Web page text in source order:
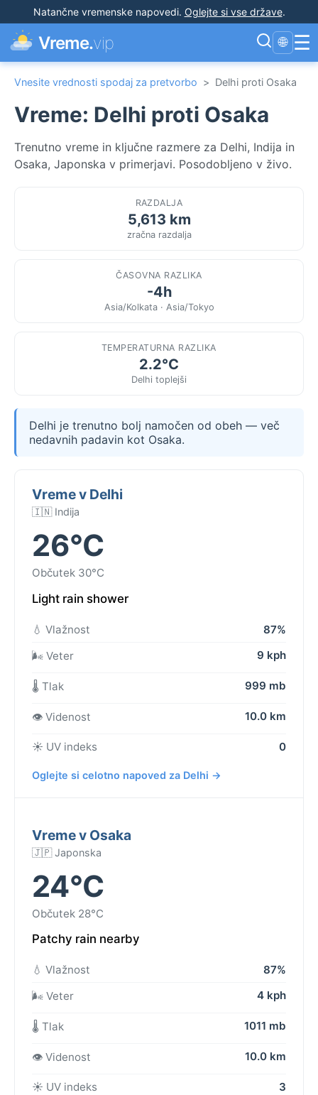
Natančne vremenske napovedi. Oglejte si vse države.
Vreme.vip 🌐 ☰
Vnesite vrednosti spodaj za pretvorbo > Delhi proti Osaka
Vreme: Delhi proti Osaka
Trenutno vreme in ključne razmere za Delhi, Indija in
Osaka, Japonska v primerjavi. Posodobljeno v živo.
RAZDALJA
5,613 km
zračna razdalja
ČASOVNA RAZLIKA
-4h
Asia/Kolkata · Asia/Tokyo
TEMPERATURNA RAZLIKA
2.2°C
Delhi toplejši
Delhi je trenutno bolj namočen od obeh — več
nedavnih padavin kot Osaka.
Vreme v Delhi
🇮🇳 Indija
26°C
Občutek 30°C
Light rain shower
💧 Vlažnost
87%
🌬️ Veter
9 kph
🌡️ Tlak 999 mb
👁️ Videnost 10.0 km
☀️ UV indeks 0
Oglejte si celotno napoved za Delhi →
Vreme v Osaka
🇯🇵 Japonska
24°C
Občutek 28°C
Patchy rain nearby
💧 Vlažnost
87%
🌬️ Veter
4 kph
🌡️ Tlak 1011 mb
👁️ Videnost 10.0 km
☀️ UV indeks 3